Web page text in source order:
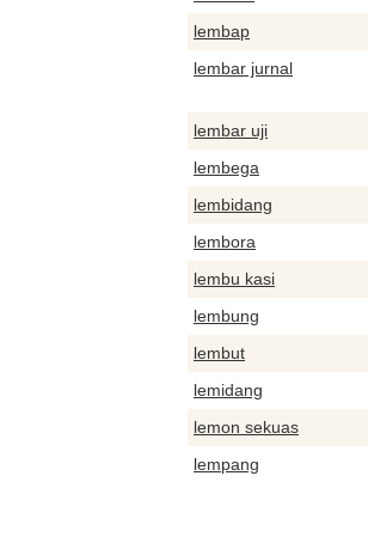
lembap
lembar jurnal
lembar uji
lembega
lembidang
lembora
lembu kasi
lembung
lembut
lemidang
lemon sekuas
lempang